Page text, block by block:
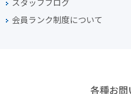
スタッフブログ
会員ランク制度について
各種お問